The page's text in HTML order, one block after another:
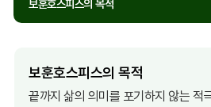
보훈호스피스의 목적
보훈호스피스의 목적
끝까지 삶의 의미를 포기하지 않는 적